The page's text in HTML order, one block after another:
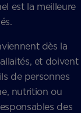
est la meilleure
dès la
et doivent
de personnes
nutrition ou
des